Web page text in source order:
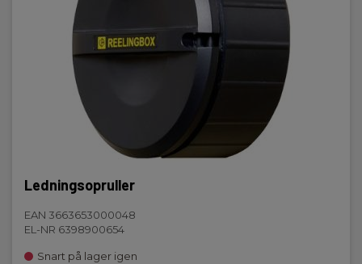
Ledningsopruller
EAN 3663653000048
EL-NR 6398900654
Snart på lager igen